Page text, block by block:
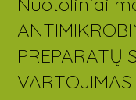
PREPARATŲ
VARTOJIMAS